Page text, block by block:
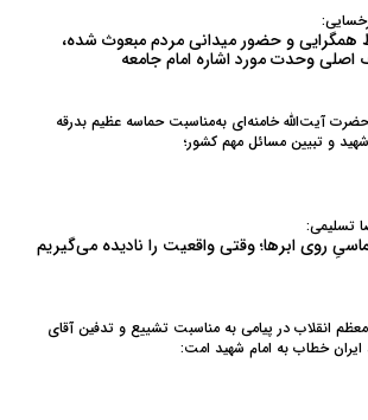
و حضور میدانی مردم مبعوث شده،
وحدت مورد اشاره امام جامعه
حضرت آیت‌الله خامنه‌ای به‌مناسبت حماسه عظیم بدرقه
شهید و تبیین مسائل مهم کشور؛
تسلیمی:
روی ابرها؛ وقتی واقعیت را نادیده می‌گیریم
معظم انقلاب در پیامی به‌ مناسبت تشییع و تدفین آقای
ایران خطاب به امام شهید امت: